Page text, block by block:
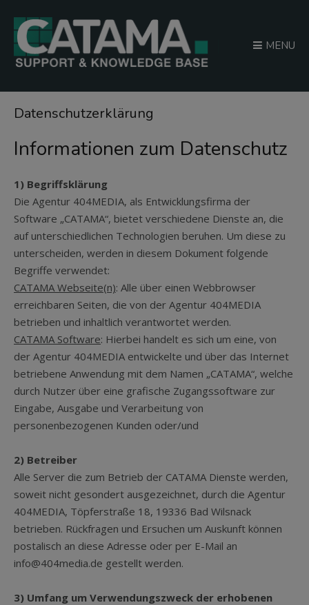
MENU
Datenschutzerklärung
Informationen zum Datenschutz
1) Begriffsklärung
Die Agentur 404MEDIA, als Entwicklungsfirma der
Software „CATAMA“, bietet verschiedene Dienste an, die
auf unterschiedlichen Technologien beruhen. Um diese zu
unterscheiden, werden in diesem Dokument folgende
Begriffe verwendet:
CATAMA Webseite(n): Alle über einen Webbrowser
erreichbaren Seiten, die von der Agentur 404MEDIA
betrieben und inhaltlich verantwortet werden.
CATAMA Software: Hierbei handelt es sich um eine, von
der Agentur 404MEDIA entwickelte und über das Internet
betriebene Anwendung mit dem Namen „CATAMA“, welche
durch Nutzer über eine grafische Zugangssoftware zur
Eingabe, Ausgabe und Verarbeitung von
personenbezogenen Kunden oder/und
2) Betreiber
Alle Server die zum Betrieb der CATAMA Dienste werden,
soweit nicht gesondert ausgezeichnet, durch die Agentur
404MEDIA, Töpferstraße 18, 19336 Bad Wilsnack
betrieben. Rückfragen und Ersuchen um Auskunft können
postalisch an diese Adresse oder per E-Mail an
info@404media.de gestellt werden.
3) Umfang um Verwendungszweck der erhobenen